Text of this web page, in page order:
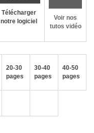
Télécharger
notre logiciel
Voir nos
tutos vidéo
20-30
pages
30-40
pages
40-50
pages